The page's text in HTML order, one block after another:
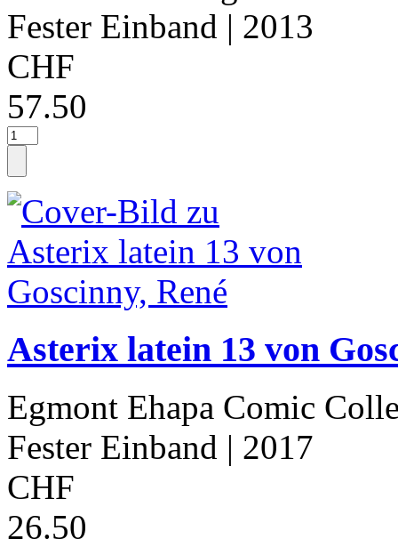
Fester Einband | 2013
CHF
57.50
Asterix latein 13 von
Egmont Ehapa Comic
Fester Einband | 2017
CHF
26.50